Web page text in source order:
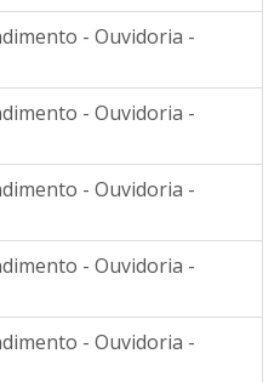
- Ouvidoria -
- Ouvidoria -
- Ouvidoria -
- Ouvidoria -
- Ouvidoria -